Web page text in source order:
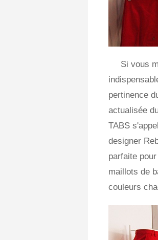
Si vous
pertinence
actualisée
TABS
designer
parfaite
maillots de
couleurs